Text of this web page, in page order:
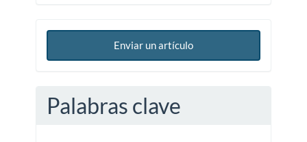
Enviar un artículo
Palabras clave